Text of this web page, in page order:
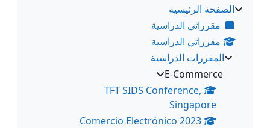
الصفحة الرئيسية
مقرراتي الدراسية
مقرراتي الدراسية
المقررات الدراسية
E-Commerce
TFT SIDS Conference,
Singapore
Comercio Electrónico 2023